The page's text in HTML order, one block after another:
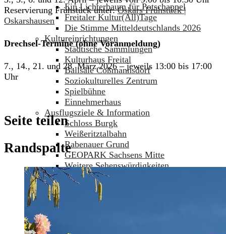
Ein Lichterbaum für Potschappel
Freitaler Kultur(All)Tage
Die Stimme Mitteldeutschlands 2026
Kultureinrichtungen
Städtische Sammlungen
Kulturhaus Freital
Ballsäle Coßmannsdorf
Soziokulturelles Zentrum
Spielbühne
Einnehmerhaus
Ausflugsziele & Information
Schloss Burgk
Weißeritztalbahn
Rabenauer Grund
GEOPARK Sachsens Mitte
Weitere Sehenswürdigkeiten
Tourismusregion
Tourist-Service
Freizeit & Bewegung
Reservierung Frühstück unter:Oskars Frühstück |
Oskarshausen
Drechsel-Termine (ohne Voranmeldung)
7., 14., 21. und 28. März 2026 – jeweils 13:00 bis 17:00
Uhr
Seite teilen
Randspalte